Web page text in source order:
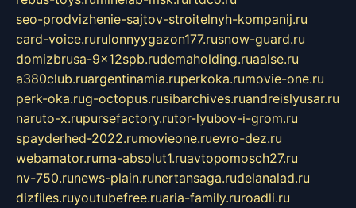
seo-prodvizhenie-sajtov-stroitelnyh-kompanij.ru
card-voice.rurulonnyygazon177.rusnow-guard.ru
domizbrusa-9x12spb.rudemaholding.ruaalse.ru
a380club.ruargentinamia.ruperkoka.rumovie-one.ru
perk-oka.rug-octopus.rusibarchives.ruandreislyusar.ru
naruto-x.rupursefactory.rutor-lyubov-i-grom.ru
spayderhed-2022.rumovieone.ruevro-dez.ru
webamator.ruma-absolut1.ruavtopomosch27.ru
nv-750.runews-plain.runertansaga.rudelanalad.ru
dizfiles.ruyoutubefree.ruaria-family.ruroadli.ru